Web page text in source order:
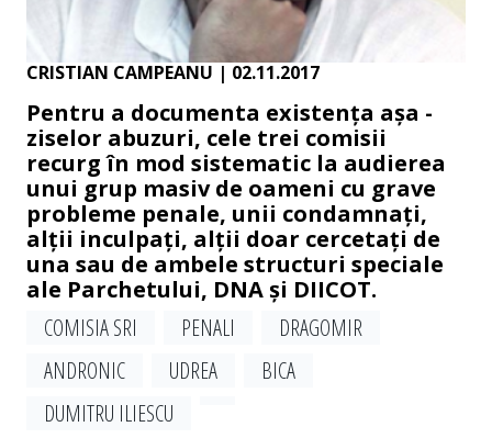
CRISTIAN CAMPEANU | 02.11.2017
Pentru a documenta existența așa -
ziselor abuzuri, cele trei comisii
recurg în mod sistematic la audierea
unui grup masiv de oameni cu grave
probleme penale, unii condamnați,
alții inculpați, alții doar cercetați de
una sau de ambele structuri speciale
ale Parchetului, DNA și DIICOT.
COMISIA SRI
PENALI
DRAGOMIR
ANDRONIC
UDREA
BICA
DUMITRU ILIESCU